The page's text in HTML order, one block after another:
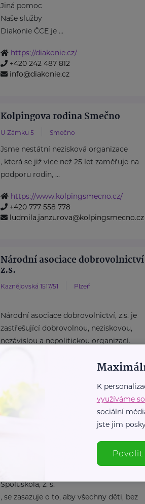
Jiná pomoc
Naše služby
Diakonie ČCE je ...
https://diakonie.cz/
+420 242 487 812
info@diakonie.cz
Kolpingova rodina Smečno
U Zámku 5 Smečno
Jsme nestátní nezisková organizace
, která se již více než 25 let zaměřuje na
podporu rodin, ...
https://www.kolpingsmecno.cz/
+420 777 558 778
ludmila.janzurova@kolpingsmecno.cz
Národní asociace dobrovolnictví
z.s.
Kaznějovská 1517/51 Plzeň
Národní asociace dobrovolnictví, z.s. je
zastřešující dobrovolnou, neziskovou,
nezávislou a nepolitickou organizací.
+420 606 512 905
info@nadobrovolnictvi.cz
Spoluškola, z. s.
, se zasazuje o to, aby všechny děti, bez
K
využíváme
sociální
jste jim
Povolit